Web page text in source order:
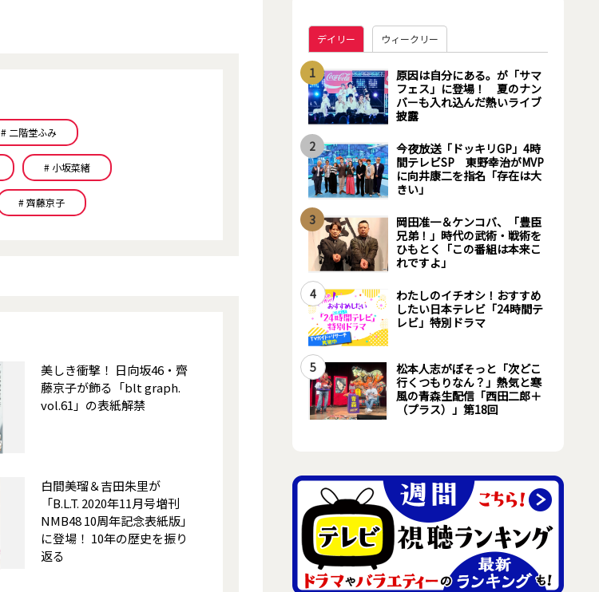
# 二階堂ふみ
# 小坂菜緒
# 齊藤京子
美しき衝撃！ 日向坂46・齊
藤京子が飾る「blt graph.
vol.61」の表紙解禁
白間美瑠＆吉田朱里が
「B.L.T. 2020年11月号増刊
NMB48 10周年記念表紙版」
に登場！ 10年の歴史を振り
返る
デイリー ウィークリー
1
原因は自分にある。が「サマ
フェス」に登場！ 夏のナン
バーも入れ込んだ熱いライブ
披露
2
今夜放送「ドッキリGP」4時
間テレビSP 東野幸治がMVP
に向井康二を指名「存在は大
きい」
3
岡田准一＆ケンコバ、「豊臣
兄弟！」時代の武術・戦術を
ひもとく「この番組は本来こ
れですよ」
4
わたしのイチオシ！おすすめ
したい日本テレビ「24時間テ
レビ」特別ドラマ
5
松本人志がぼそっと「次どこ
行くつもりなん？」熱気と寒
風の青森生配信「西田二郎＋
（プラス）」第18回